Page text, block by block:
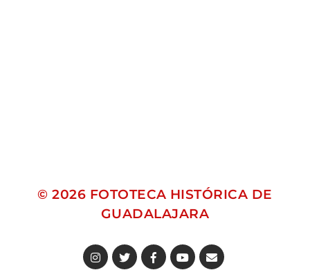
© 2026 FOTOTECA HISTÓRICA DE
GUADALAJARA